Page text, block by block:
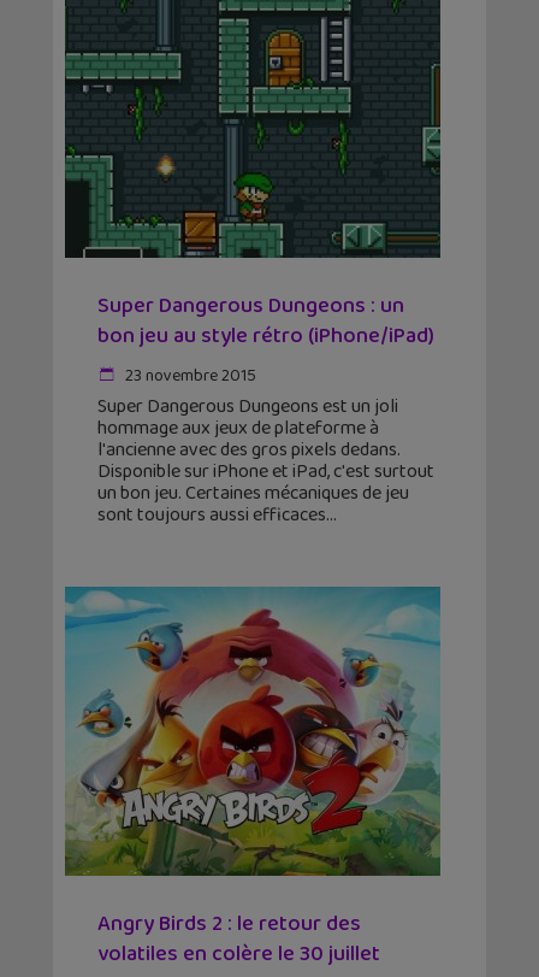
Super Dangerous Dungeons : un
bon jeu au style rétro (iPhone/iPad)
23 novembre 2015
Super Dangerous Dungeons est un joli
hommage aux jeux de plateforme à
l'ancienne avec des gros pixels dedans.
Disponible sur iPhone et iPad, c'est surtout
un bon jeu. Certaines mécaniques de jeu
sont toujours aussi efficaces
Angry Birds 2 : le retour des
volatiles en colère le 30 juillet